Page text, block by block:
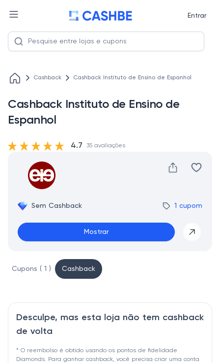
Entrar
Cashback Cashback Instituto de Ensino de Espanhol
Cashback Instituto de Ensino de
Espanhol
Sem Cashback 1 cupom
Mostrar
4.7 35 avaliações
Cupons ( 1 ) Cashback
Desculpe, mas esta loja não tem cashback
de volta
* O reembolso é obtido usando os pontos de fidelidade
Diamonds. Para ganhar cashback, você precisa criar uma conta